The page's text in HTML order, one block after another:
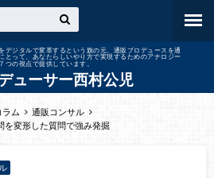
デジタルで変革するという旗の元、通販プロデュースを通
とって、あなたらしいやり方で実現するためのアナロジー
つの視点で提供しています。
ューサー西村公児
ラム
通販コンサル
を変形した質問で強み発掘